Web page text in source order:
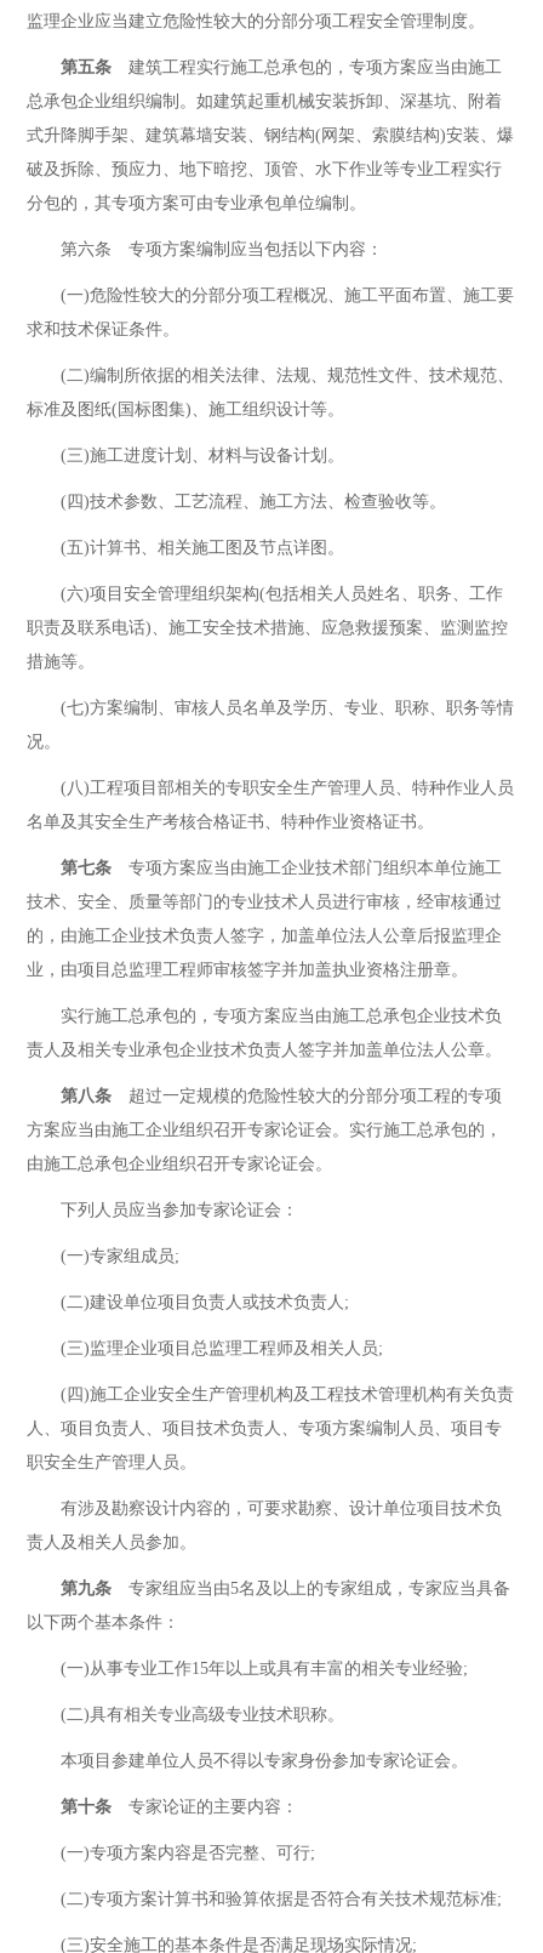
监理企业应当建立危险性较大的分部分项工程安全管理制度。
第五条 建筑工程实行施工总承包的，专项方案应当由施工
总承包企业组织编制。如建筑起重机械安装拆卸、深基坑、附着
式升降脚手架、建筑幕墙安装、钢结构(网架、索膜结构)安装、爆
破及拆除、预应力、地下暗挖、顶管、水下作业等专业工程实行
分包的，其专项方案可由专业承包单位编制。
第六条 专项方案编制应当包括以下内容：
(一)危险性较大的分部分项工程概况、施工平面布置、施工要
求和技术保证条件。
(二)编制所依据的相关法律、法规、规范性文件、技术规范、
标准及图纸(国标图集)、施工组织设计等。
(三)施工进度计划、材料与设备计划。
(四)技术参数、工艺流程、施工方法、检查验收等。
(五)计算书、相关施工图及节点详图。
(六)项目安全管理组织架构(包括相关人员姓名、职务、工作
职责及联系电话)、施工安全技术措施、应急救援预案、监测监控
措施等。
(七)方案编制、审核人员名单及学历、专业、职称、职务等情
况。
(八)工程项目部相关的专职安全生产管理人员、特种作业人员
名单及其安全生产考核合格证书、特种作业资格证书。
第七条 专项方案应当由施工企业技术部门组织本单位施工
技术、安全、质量等部门的专业技术人员进行审核，经审核通过
的，由施工企业技术负责人签字，加盖单位法人公章后报监理企
业，由项目总监理工程师审核签字并加盖执业资格注册章。
实行施工总承包的，专项方案应当由施工总承包企业技术负
责人及相关专业承包企业技术负责人签字并加盖单位法人公章。
第八条 超过一定规模的危险性较大的分部分项工程的专项
方案应当由施工企业组织召开专家论证会。实行施工总承包的，
由施工总承包企业组织召开专家论证会。
下列人员应当参加专家论证会：
(一)专家组成员;
(二)建设单位项目负责人或技术负责人;
(三)监理企业项目总监理工程师及相关人员;
(四)施工企业安全生产管理机构及工程技术管理机构有关负责
人、项目负责人、项目技术负责人、专项方案编制人员、项目专
职安全生产管理人员。
有涉及勘察设计内容的，可要求勘察、设计单位项目技术负
责人及相关人员参加。
第九条 专家组应当由5名及以上的专家组成，专家应当具备
以下两个基本条件：
(一)从事专业工作15年以上或具有丰富的相关专业经验;
(二)具有相关专业高级专业技术职称。
本项目参建单位人员不得以专家身份参加专家论证会。
第十条 专家论证的主要内容：
(一)专项方案内容是否完整、可行;
(二)专项方案计算书和验算依据是否符合有关技术规范标准;
(三)安全施工的基本条件是否满足现场实际情况;